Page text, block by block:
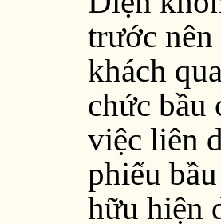
trước
khách
chức bầu
việc liên
phiếu
hữu hiện